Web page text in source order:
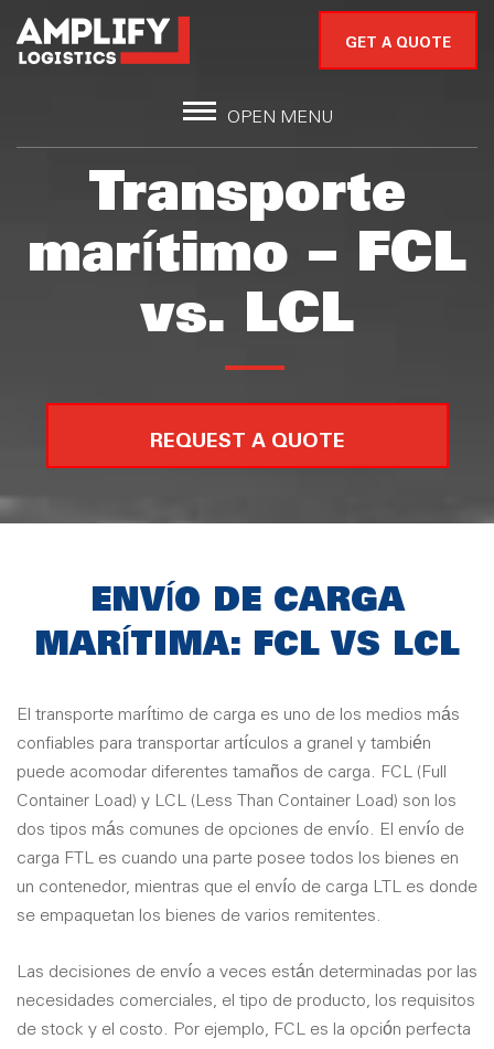
OPEN MENU
GET A QUOTE
Transporte
marítimo – FCL
vs. LCL
REQUEST A QUOTE
ENVÍO DE CARGA
MARÍTIMA: FCL VS LCL
El transporte marítimo de carga es uno de los medios más
confiables para transportar artículos a granel y también
puede acomodar diferentes tamaños de carga. FCL (Full
Container Load) y LCL (Less Than Container Load) son los
dos tipos más comunes de opciones de envío. El envío de
carga FTL es cuando una parte posee todos los bienes en
un contenedor, mientras que el envío de carga LTL es donde
se empaquetan los bienes de varios remitentes.
Las decisiones de envío a veces están determinadas por las
necesidades comerciales, el tipo de producto, los requisitos
de stock y el costo. Por ejemplo, FCL es la opción perfecta